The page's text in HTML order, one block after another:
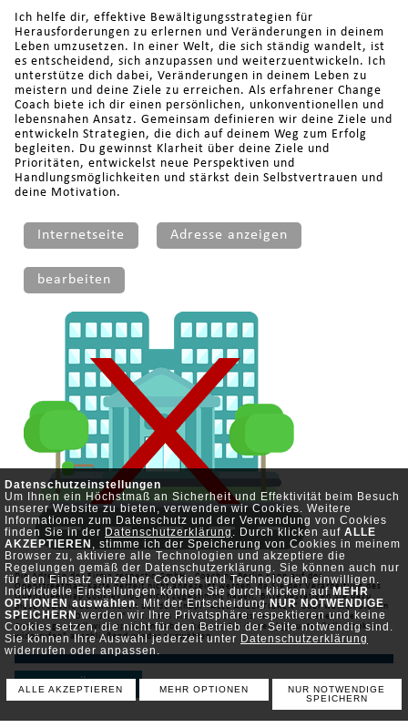
Datenschutzeinstellungen
Um Ihnen ein Höchstmaß an Sicherheit und Effektivität beim Besuch
unserer Website zu bieten, verwenden wir Cookies. Weitere
Informationen zum Datenschutz und der Verwendung von Cookies
finden Sie in der Datenschutzerklärung. Durch klicken auf ALLE
AKZEPTIEREN , stimme ich der Speicherung von Cookies in meinem
Browser zu, aktiviere alle Technologien und akzeptiere die
Regelungen gemäß der Datenschutzerklärung. Sie können auch nur
für den Einsatz einzelner Cookies und Technologien einwilligen.
Individuelle Einstellungen können Sie durch klicken aufMEHR
OPTIONEN auswählen. Mit der EntscheidungNUR NOTWENDIGE
SPEICHERNwerden wir Ihre Privatsphäre respektieren und keine
Cookies setzen, die nicht für den Betrieb der Seite notwendig sind.
Sie können Ihre Auswahl jederzeit unter Datenschutzerklärung
widerrufen oder anpassen.
ALLE AKZEPTIEREN MEHR OPTIONEN
NUR NOTWENDIGE
SPEICHERN
Ich helfe dir, effektive Bewältigungsstrategien für
Herausforderungen zu erlernen und Veränderungen in deinem
Leben umzusetzen. In einer Welt, die sich ständig wandelt, ist
es entscheidend, sich anzupassen und weiterzuentwickeln. Ich
unterstütze dich dabei, Veränderungen in deinem Leben zu
meistern und deine Ziele zu erreichen. Als erfahrener Change
Coach biete ich dir einen persönlichen, unkonventionellen und
lebensnahen Ansatz. Gemeinsam definieren wir deine Ziele und
entwickeln Strategien, die dich auf deinem Weg zum Erfolg
begleiten. Du gewinnst Klarheit über deine Ziele und
Prioritäten, entwickelst neue Perspektiven und
Handlungsmöglichkeiten und stärkst dein Selbstvertrauen und
deine Motivation.
Internetseite Adresse anzeigen
bearbeiten
Die Adresse der Firma respectio GmbH - Coaching Berlin kann auf der
Openstreetmap-Karte derzeit nicht angezeigt werden, da Sie der Verarbeitung des
Openstreetmap Cookies noch nicht zugestimmt haben. Bitte bestätigen Sie dazu
diesen Cookie durch klicken auf den Knopf "ALLE AKZEPTIEREN" oder wählen Sie ihn
unter "MEHR OPTIONEN" aus. Falls Sie diesen bereits deaktiviert haben oder
Cookies generell widersprochen haben, können Sie diesenhierunter "alle Cookies
widerrufen" anschließend wieder auswählen.
ZURÜCK